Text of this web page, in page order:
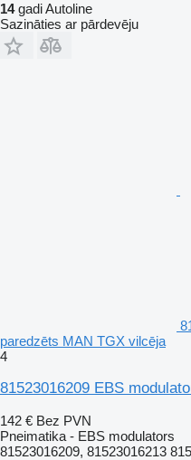
14gadi Autoline
Sazināties ar pārdevēju
paredzēts MAN TGX vilcēja
4
81523016209 EBS
142 € Bez PVN
Pneimatika - EBS modulators
81523016209, 81523016213